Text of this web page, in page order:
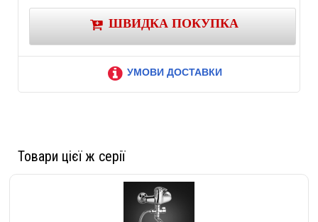
ШВИДКА ПОКУПКА
УМОВИ ДОСТАВКИ
Товари цієї ж серії